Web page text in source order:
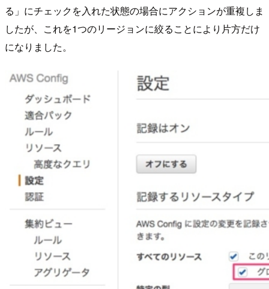
る」にチェックを入れた状態の場合にアクションが重複しま
したが、これを1つのリージョンに絞ることにより片方だけ
になりました。